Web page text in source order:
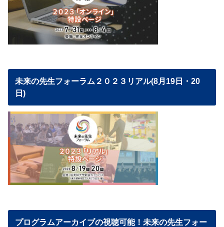
未来の先生フォーラム２０２３リアル(8月19日・20
日)
プログラムアーカイブの視聴可能！未来の先生フォー